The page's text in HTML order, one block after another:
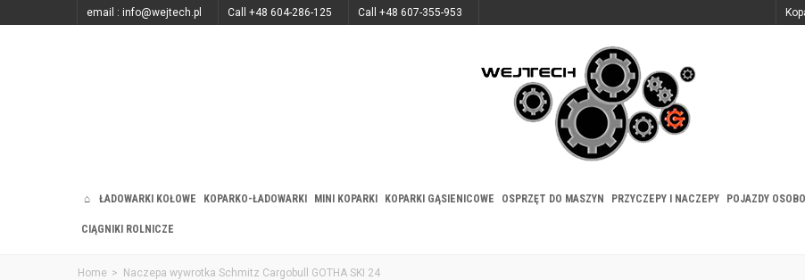
email : info@wejtech.pl Call +48 604-286-125 Call +48 607-355-953
ŁADOWARKI KOŁOWE KOPARKO-ŁADOWARKI MINI KOPARKI KOPARKI GĄSIENICOWE OSPRZĘT DO MASZYN PRZYCZEPY I NACZEPY POJAZDY
CIĄGNIKI ROLNICZE
Home > Naczepa wywrotka Schmitz Cargobull GOTHA SKI 24